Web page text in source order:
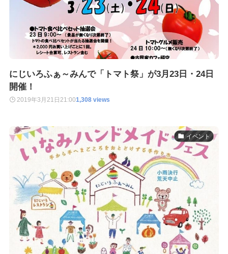
にじいろふぁ～みんで「トマト祭」が3月23日・24日
開催！
2019年3月21日 21:001,308 views
イベント